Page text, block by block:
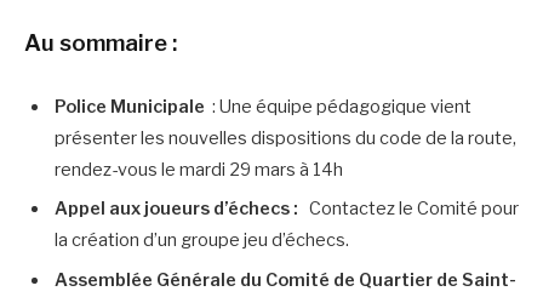
Au sommaire :
Police Municipale : Une équipe pédagogique vient
présenter les nouvelles dispositions du code de la route,
rendez-vous le mardi 29 mars à 14h
Appel aux joueurs d’échecs : Contactez le Comité pour
la création d’un groupe jeu d’échecs.
Assemblée Générale du Comité de Quartier de Saint-